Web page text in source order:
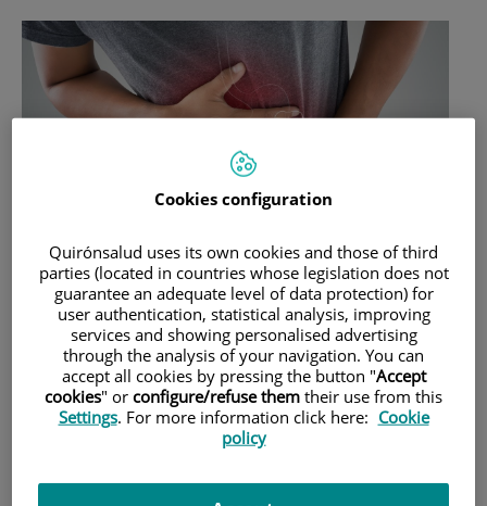
A Espanya cada any es diagnostiquen 26.000 nous casos de
càncer colorectal. Es tracta del segon càncer més freqüent
en homes i dones.
Què és el càncer de còlon?
El càncer de còlon és una malaltia que es desenvolupa a
causa del creixement no controlat de les cèl·lules del còlon
Cookies configuration
Quirónsalud uses its own cookies and those of third
parties (located in countries whose legislation does not
guarantee an adequate level of data protection) for
user authentication, statistical analysis, improving
services and showing personalised advertising
through the analysis of your navigation. You can
accept all cookies by pressing the button "Accept
cookies" or configure/refuse them their use from this
Settings. For more information click here: Cookie
policy